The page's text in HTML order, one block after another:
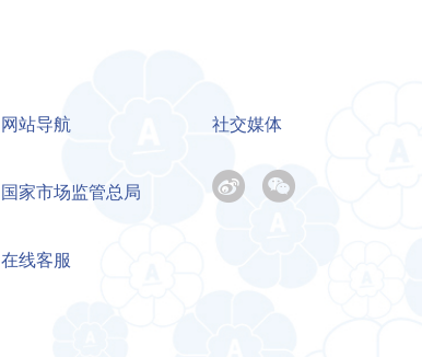
网站导航
国家市场监管总局
在线客服
社交媒体